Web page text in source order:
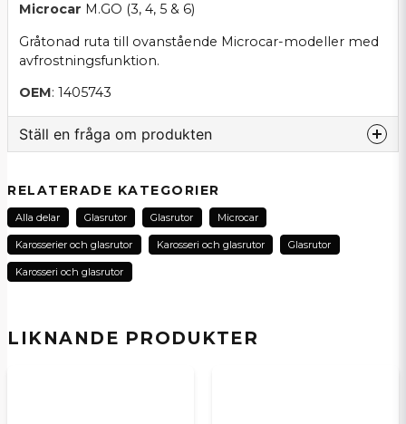
LIKNANDE PRODUKTER
Microcar M.GO (3, 4, 5 & 6)
Gråtonad ruta till ovanstående Microcar-modeller med
avfrostningsfunktion.
OEM: 1405743
Ställ en fråga om produkten
Fråga oss om denna produkt...
name
Namn
email
E-postadress
RELATERADE KATEGORIER
Alla delar Glasrutor Glasrutor Microcar
Karosserier och glasrutor Karosseri och glasrutor Glasrutor
Karosseri och glasrutor